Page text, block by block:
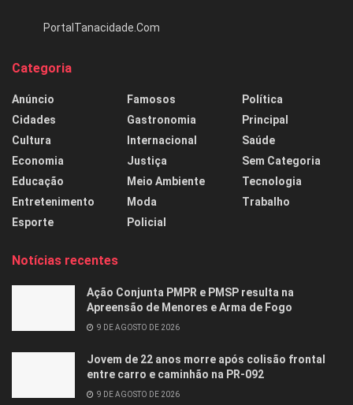
PortalTanacidade.Com
Categoria
Anúncio
Cidades
Cultura
Economia
Educação
Entretenimento
Esporte
Famosos
Gastronomia
Internacional
Justiça
Meio Ambiente
Moda
Policial
Política
Principal
Saúde
Sem Categoria
Tecnologia
Trabalho
Notícias recentes
Ação Conjunta PMPR e PMSP resulta na
Apreensão de Menores e Arma de Fogo
9 DE AGOSTO DE 2026
Jovem de 22 anos morre após colisão frontal
entre carro e caminhão na PR-092
9 DE AGOSTO DE 2026